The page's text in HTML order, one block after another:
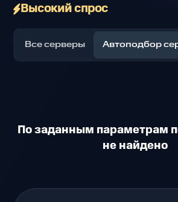
Высокий спрос
Все серверы Автоподбор
По заданным параметрам
не найдено